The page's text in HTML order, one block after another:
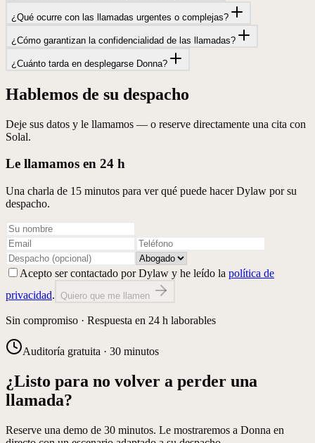
¿Qué ocurre con las llamadas urgentes o complejas?
¿Cómo garantizan la confidencialidad de las llamadas?
¿Cuánto tarda en desplegarse Donna?
Hablemos de su despacho
Deje sus datos y le llamamos — o reserve directamente una cita con
Solal.
Le llamamos en 24 h
Una charla de 15 minutos para ver qué puede hacer Dylaw por su
despacho.
Acepto ser contactado por Dylaw y he leído la política de
privacidad. Quiero que me llamen
Sin compromiso · Respuesta en 24 h laborables
Auditoría gratuita · 30 minutos
¿Listo para no volver a perder una
llamada?
Reserve una demo de 30 minutos. Le mostraremos a Donna en